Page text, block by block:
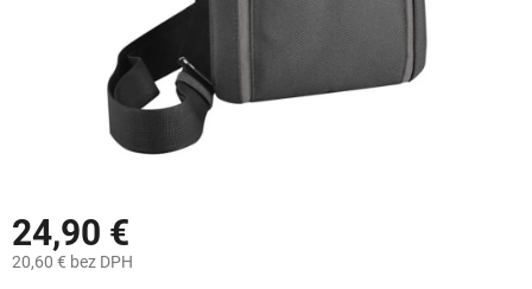
24,90 €
20,60 € bez DPH